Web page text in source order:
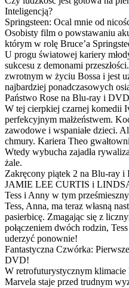
Inteligencją?
Springsteen: Ocal mnie od
Osobisty film o powstawaniu
którym w rolę Bruce’a
U progu światowej kariery
sukcesu z demonami
zwrotnym w życiu Bossa i jest
najbardziej ponadczasowych
Państwo Rose na Blu-ray i
W tej cierpkiej czarnej komedii
perfekcyjnym małżeństwem.
zawodowe i wspaniałe dzieci.
chmury. Kariera Theo
Wtedy wybucha zajadła
żale.
Zakręcony piątek 2 na Blu-ray
JAMIE LEE CURTIS i
Tess i Anny w tym
Tess, Anna, ma teraz własną
pasierbicę. Zmagając się z
połączeniem dwóch rodzin,
uderzyć ponownie!
Fantastyczna Czwórka:
DVD!
W retrofuturystycznym klimacie
Marvela staje przed trudnym